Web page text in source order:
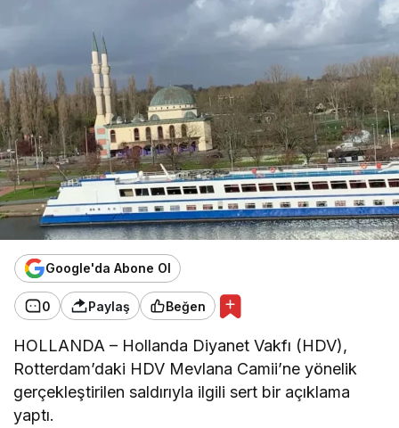
Google'da Abone Ol
0 Paylaş Beğen
HOLLANDA – Hollanda Diyanet Vakfı (HDV),
Rotterdam’daki HDV Mevlana Camii’ne yönelik
gerçekleştirilen saldırıyla ilgili sert bir açıklama
yaptı.